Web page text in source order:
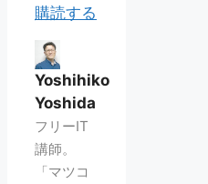
購読する
Yoshihiko
Yoshida
フリーIT
講師。
「マツコ